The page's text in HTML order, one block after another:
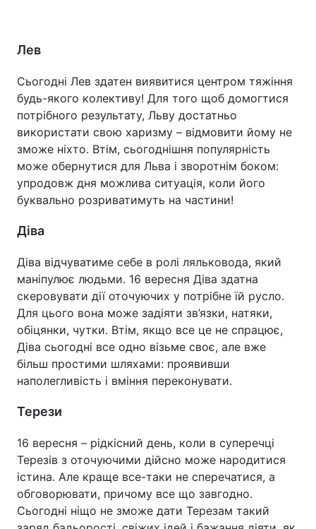
Лев
Сьогодні Лев здатен виявитися центром тяжіння
будь-якого колективу! Для того щоб домогтися
потрібного результату, Льву достатньо
використати свою харизму – відмовити йому не
зможе ніхто. Втім, сьогоднішня популярність
може обернутися для Льва і зворотнім боком:
упродовж дня можлива ситуація, коли його
буквально розриватимуть на частини!
Діва
Діва відчуватиме себе в ролі ляльковода, який
маніпулює людьми. 16 вересня Діва здатна
скеровувати дії оточуючих у потрібне їй русло.
Для цього вона може задіяти зв’язки, натяки,
обіцянки, чутки. Втім, якщо все це не спрацює,
Діва сьогодні все одно візьме своє, але вже
більш простими шляхами: проявивши
наполегливість і вміння переконувати.
Терези
16 вересня – рідкісний день, коли в суперечці
Терезів з оточуючими дійсно може народитися
істина. Але краще все-таки не сперечатися, а
обговорювати, причому все що завгодно.
Сьогодні ніщо не зможе дати Терезам такий